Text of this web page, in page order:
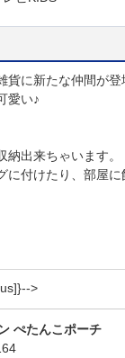
貨に新たな仲間が登
愛い♪
出来ちゃいます。
に付けたり、部屋
ぺたんこポーチ